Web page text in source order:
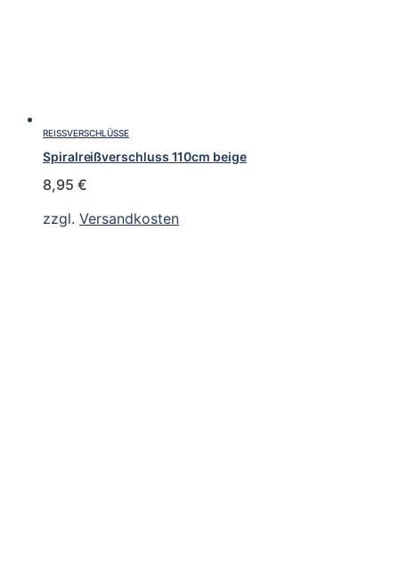
REISSVERSCHLÜSSE
Spiralreißverschluss 110cm beige
8,95 €
zzgl. Versandkosten